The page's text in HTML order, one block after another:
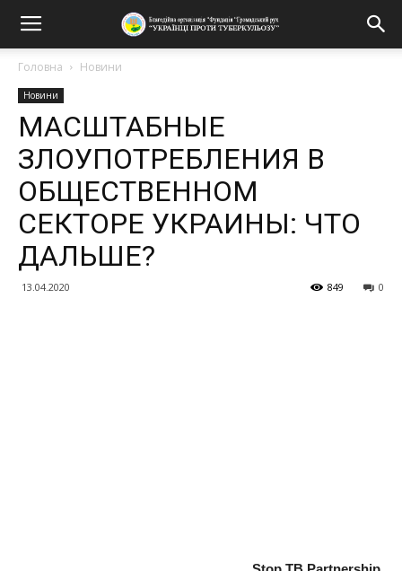
Головна Новини
Новини
МАСШТАБНЫЕ
ЗЛОУПОТРЕБЛЕНИЯ В
ОБЩЕСТВЕННОМ
СЕКТОРЕ УКРАИНЫ: ЧТО
ДАЛЬШЕ?
13.04.2020 0
849